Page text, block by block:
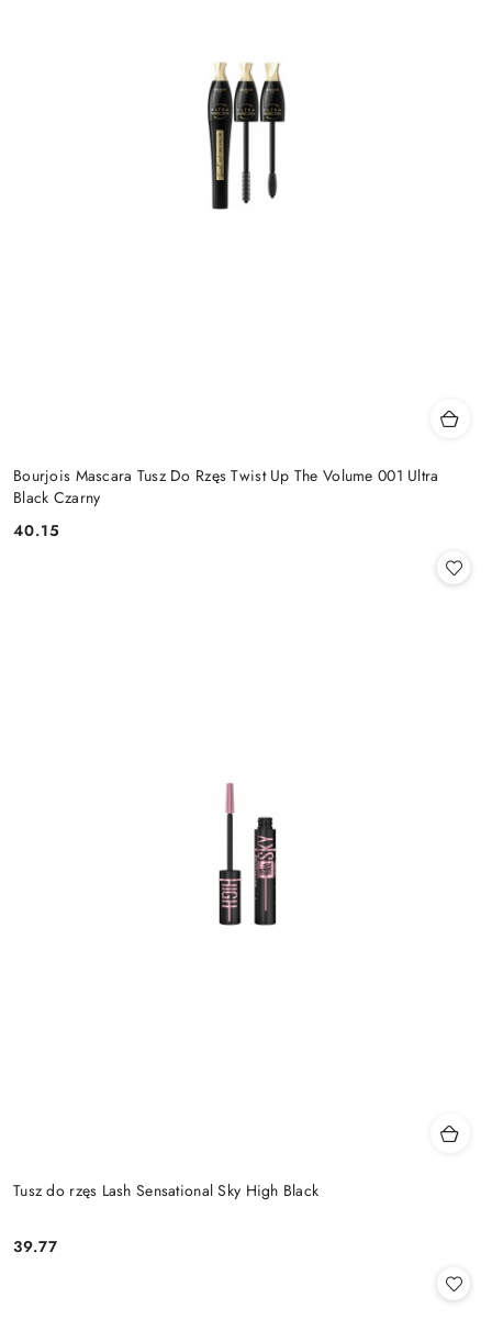
Bourjois Mascara Tusz Do Rzęs Twist Up The Volume 001 Ultra
Black Czarny
Cena:
40.15
Tusz do rzęs Lash Sensational Sky High Black
Cena:
39.77